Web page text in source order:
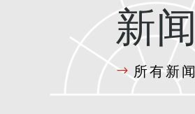
新闻
所有新闻